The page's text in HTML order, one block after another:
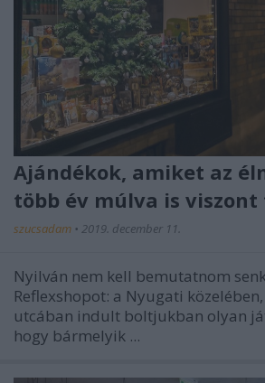
Ajándékok, amiket az
több év múlva is
szucsadam • 2019. december 11.
Nyilván nem kell bemutatnom
Reflexshopot: a Nyugati
utcában indult boltjukban olyan
hogy bármelyik ...